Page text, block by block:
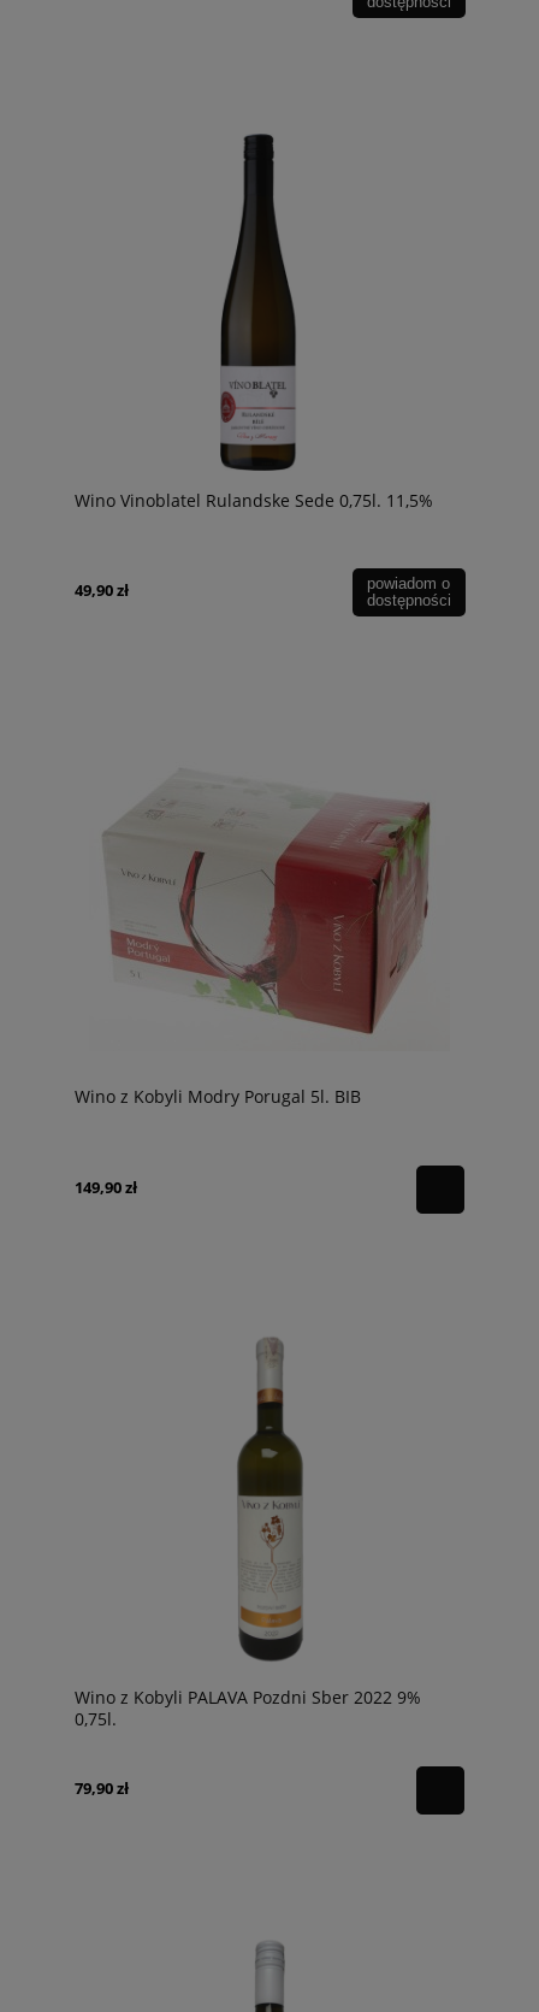
Wino Vinoblatel Rulandske Sede 0,75l. 11,5%
49,90 zł
powiadom o
dostępności
Wino z Kobyli Modry Porugal 5l. BIB
149,90 zł
Wino z Kobyli PALAVA Pozdni Sber 2022 9%
0,75l.
79,90 zł